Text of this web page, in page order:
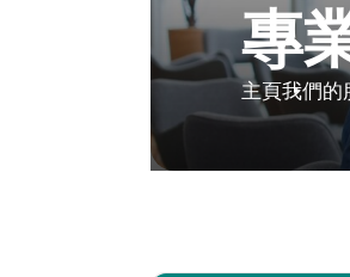
專
主頁我們的